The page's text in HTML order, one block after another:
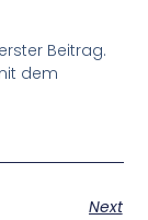
Beitrag.
dem
Next